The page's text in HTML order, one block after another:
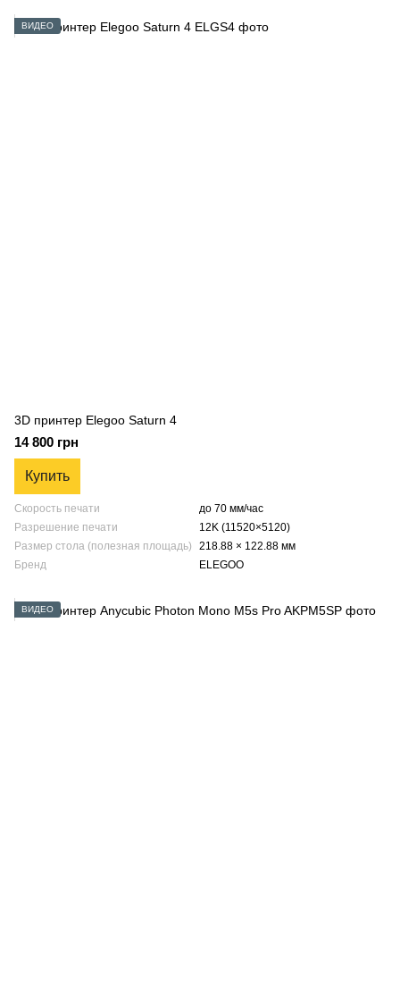
ВИДЕО
3D принтер Elegoo Saturn 4
14 800 грн
Купить
Скорость печати
до 70 мм/час
Разрешение печати
12K (11520×5120)
Размер стола (полезная площадь)
218.88 × 122.88 мм
Бренд
ELEGOO
ВИДЕО